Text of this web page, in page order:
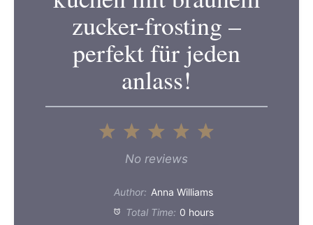
zucker-frosting –
perfekt für jeden
anlass!
5
4
3
Stars
2
Stars
1
Star
No reviews
Author: Anna Williams
Total Time: 0 hours